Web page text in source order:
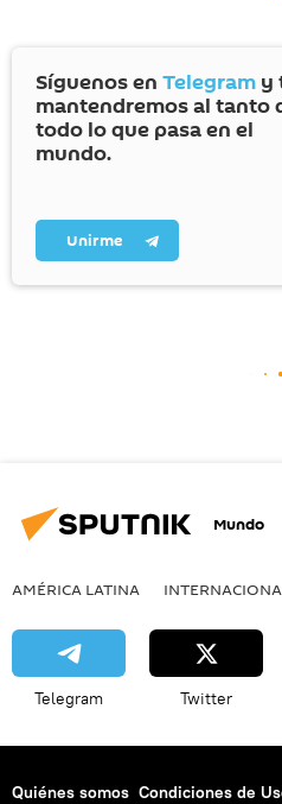
Síguenos en Telegram y
mantendremos al tanto
todo lo que pasa en el
mundo.
Unirme
Mundo
AMÉRICA LATINA
Telegram Twitter
Quiénes somos Condiciones de